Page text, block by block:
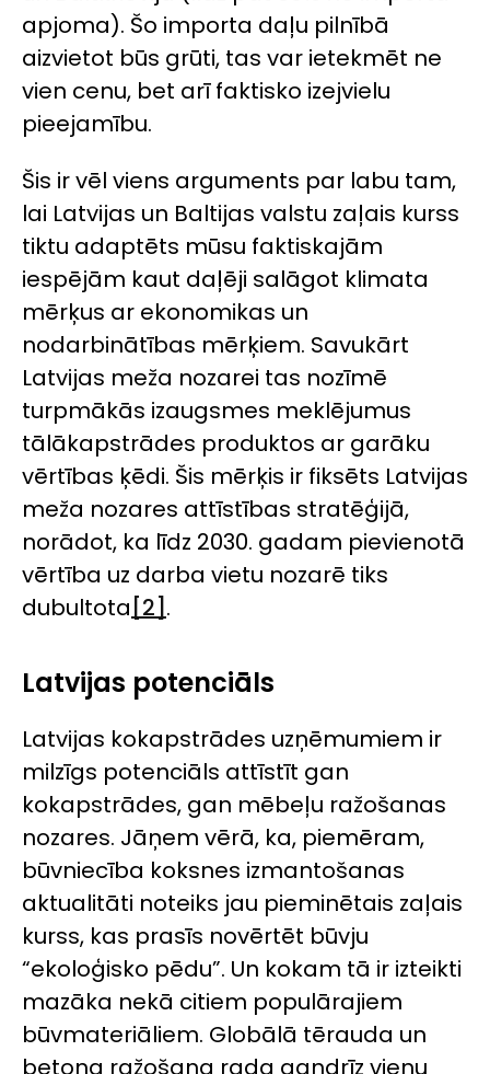
apjoma). Šo importa daļu pilnībā
aizvietot būs grūti, tas var ietekmēt ne
vien cenu, bet arī faktisko izejvielu
pieejamību.
Šis ir vēl viens arguments par labu tam,
lai Latvijas un Baltijas valstu zaļais kurss
tiktu adaptēts mūsu faktiskajām
iespējām kaut daļēji salāgot klimata
mērķus ar ekonomikas un
nodarbinātības mērķiem. Savukārt
Latvijas meža nozarei tas nozīmē
turpmākās izaugsmes meklējumus
tālākapstrādes produktos ar garāku
vērtības ķēdi. Šis mērķis ir fiksēts Latvijas
meža nozares attīstības stratēģijā,
norādot, ka līdz 2030. gadam pievienotā
vērtība uz darba vietu nozarē tiks
dubultota [2] .
Latvijas potenciāls
Latvijas kokapstrādes uzņēmumiem ir
milzīgs potenciāls attīstīt gan
kokapstrādes, gan mēbeļu ražošanas
nozares. Jāņem vērā, ka, piemēram,
būvniecība koksnes izmantošanas
aktualitāti noteiks jau pieminētais zaļais
kurss, kas prasīs novērtēt būvju
“ekoloģisko pēdu”. Un kokam tā ir izteikti
mazāka nekā citiem populārajiem
būvmateriāliem. Globālā tērauda un
betona ražošana rada gandrīz vienu